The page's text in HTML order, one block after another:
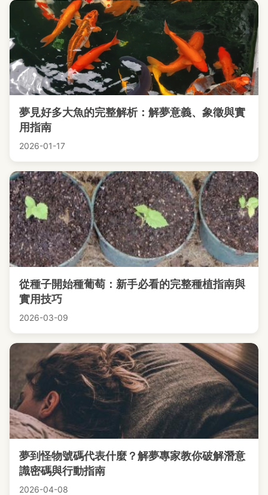
夢見好多大魚的完整解析：解夢意義、象徵與實
用指南
2026-01-17
從種子開始種葡萄：新手必看的完整種植指南與
實用技巧
2026-03-09
夢到怪物號碼代表什麼？解夢專家教你破解潛意
識密碼與行動指南
2026-04-08